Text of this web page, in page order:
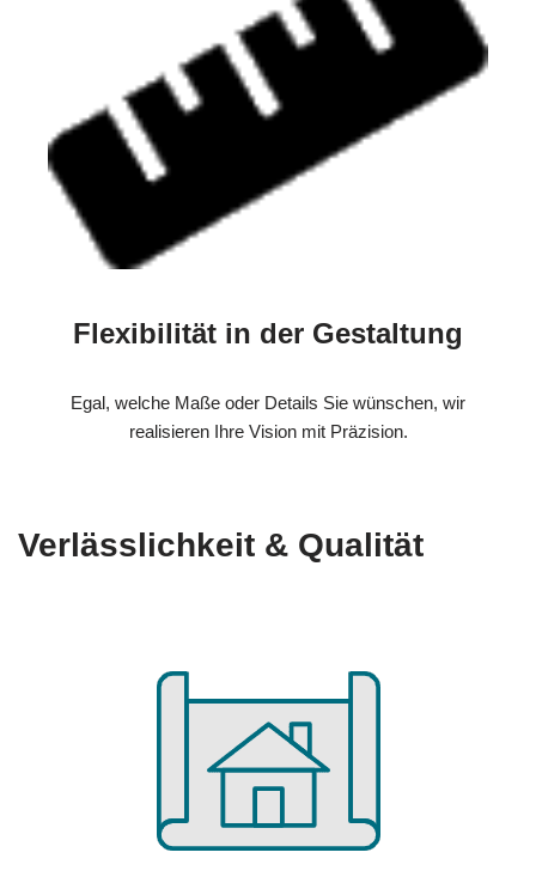
Flexibilität in der Gestaltung
Egal, welche Maße oder Details Sie wünschen, wir
realisieren Ihre Vision mit Präzision.
Verlässlichkeit & Qualität